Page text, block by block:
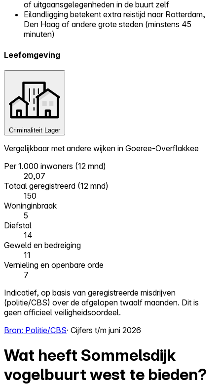
of uitgaansgelegenheden in de buurt zelf
Eilandligging betekent extra reistijd naar Rotterdam,
Den Haag of andere grote steden (minstens 45
minuten)
Leefomgeving
Criminaliteit Lager
Vergelijkbaar met andere wijken in Goeree-Overflakkee
Per 1.000 inwoners (12 mnd)
20,07
Totaal geregistreerd (12 mnd)
150
Woninginbraak
5
Diefstal
14
Geweld en bedreiging
11
Vernieling en openbare orde
7
Indicatief, op basis van geregistreerde misdrijven
(politie/CBS) over de afgelopen twaalf maanden. Dit is
geen officieel veiligheidsoordeel.
Bron: Politie/CBS· Cijfers t/m juni 2026
Wat heeft Sommelsdijk
vogelbuurt west te bieden?